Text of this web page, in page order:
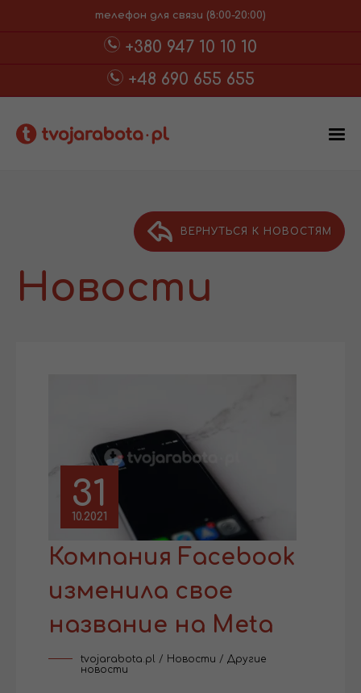
телефон для связи (8:00-20:00)
+380 947 10 10 10
+48 690 655 655
ВЕРНУТЬСЯ К НОВОСТЯМ
Новости
31
10.2021
Компания Facebook
изменила свое
название на Meta
tvojarabota.pl / Новости / Другие
новости